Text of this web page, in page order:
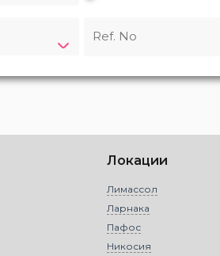
Локации
Лимассол
Ларнака
Пафос
Никосия